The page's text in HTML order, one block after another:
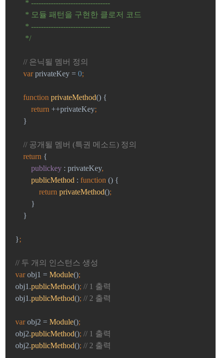
     * --------------------------------
     * 모듈 패턴을 구현한 클로저 코드
     * --------------------------------
     */
// 은닉될 멤버 정의
var privateKey = 0;
function privateMethod() {
return ++privateKey;
}
// 공개될 멤버 (특권 메소드) 정의
return {
publickey : privateKey,
publicMethod : function () {
return privateMethod();
}
    }
};
// 두 개의 인스턴스 생성
var obj1 = Module();
obj1.publicMethod(); // 1 출력
obj1.publicMethod(); // 2 출력
var obj2 = Module();
obj2.publicMethod(); // 1 출력
obj2.publicMethod(); // 2 출력